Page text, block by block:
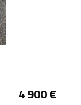
4 900€